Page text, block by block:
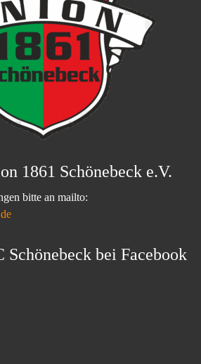
1861 Schönebeck e.V.
bitte an mailto:
Schönebeck bei Facebook